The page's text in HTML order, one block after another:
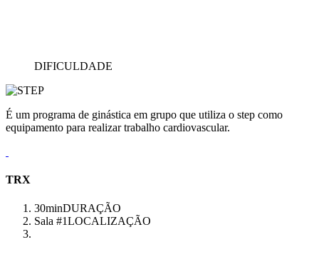
DIFICULDADE
É um programa de ginástica em grupo que utiliza o step como
equipamento para realizar trabalho cardiovascular.
TRX
30minDURAÇÃO
Sala #1LOCALIZAÇÃO